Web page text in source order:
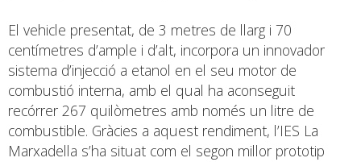
El vehicle presentat, de 3 metres de llarg i 70
centímetres d’ample i d’alt, incorpora un innovador
sistema d’injecció a etanol en el seu motor de
combustió interna, amb el qual ha aconseguit
recórrer 267 quilòmetres amb només un litre de
combustible. Gràcies a aquest rendiment, l’IES La
Marxadella s’ha situat com el segon millor prototip